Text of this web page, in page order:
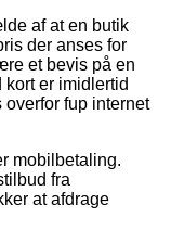
af at en butik
der anses for
et bevis på en
er imidlertid
fup internet
mobilbetaling.
fra
at afdrage